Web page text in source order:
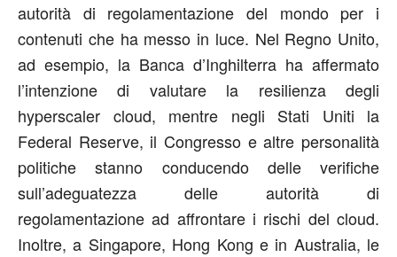
autorità di regolamentazione del mondo per i
contenuti che ha messo in luce. Nel Regno Unito,
ad esempio, la Banca d’Inghilterra ha affermato
l’intenzione di valutare la resilienza degli
hyperscaler cloud, mentre negli Stati Uniti la
Federal Reserve, il Congresso e altre personalità
politiche stanno conducendo delle verifiche
sull’adeguatezza delle autorità di
regolamentazione ad affrontare i rischi del cloud.
Inoltre, a Singapore, Hong Kong e in Australia, le